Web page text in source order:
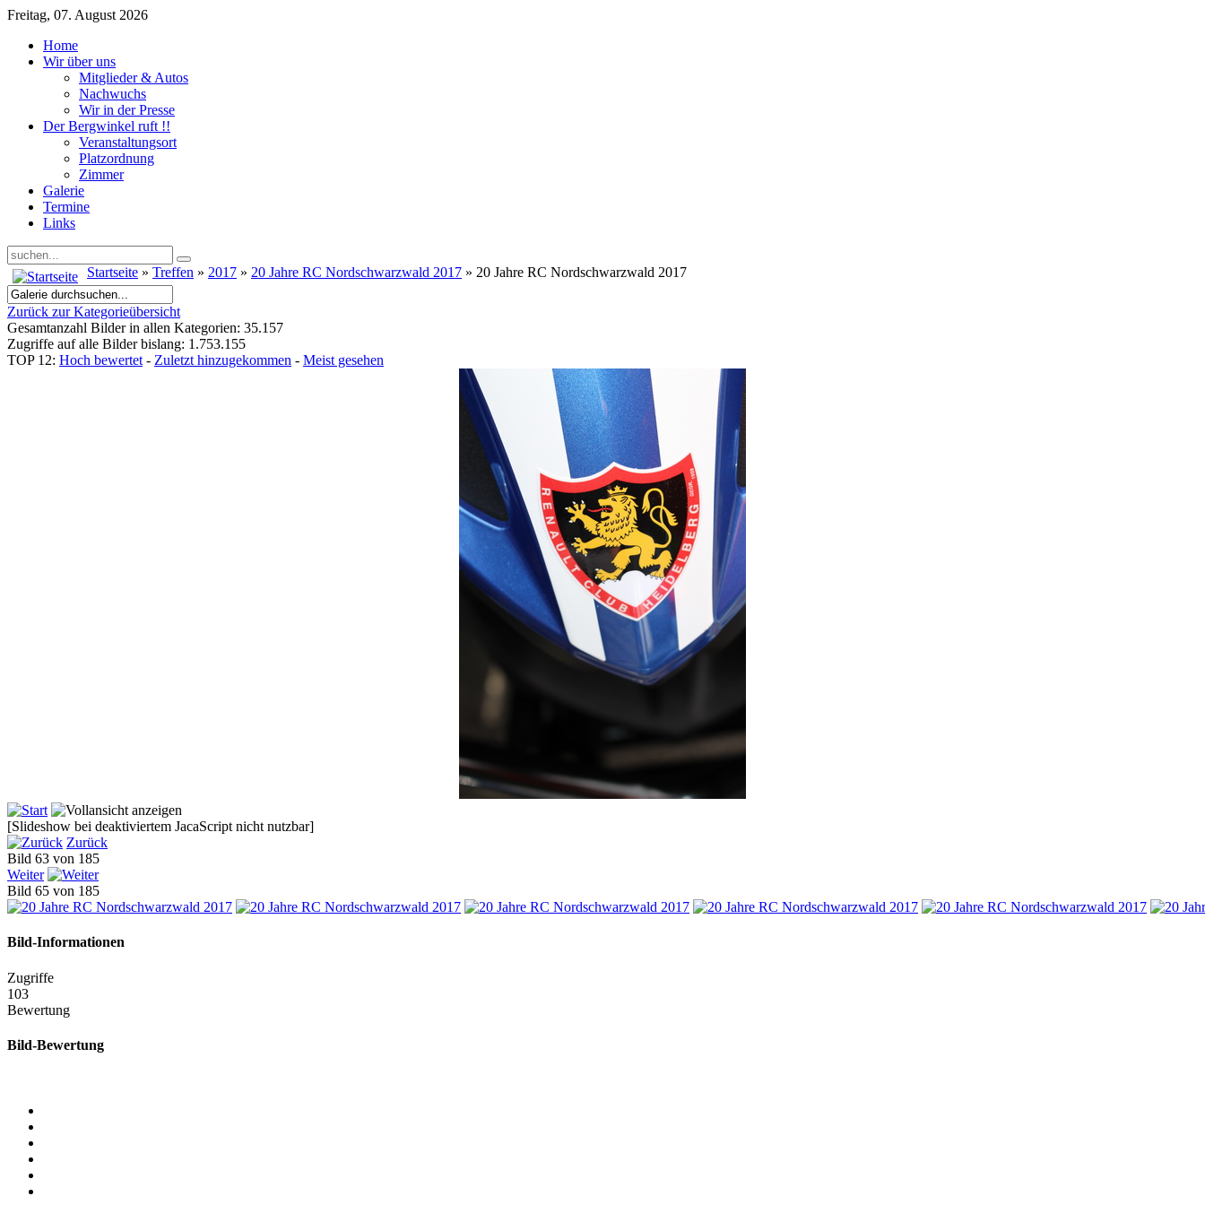
Freitag, 07. August 2026
Home
Wir über uns
Mitglieder & Autos
Nachwuchs
Wir in der Presse
Der Bergwinkel ruft !!
Veranstaltungsort
Platzordnung
Zimmer
Galerie
Termine
Links
Startseite » Treffen » 2017 » 20 Jahre RC Nordschwarzwald 2017 » 20 Jahre RC Nordschwarzwald 2017
Zurück zur Kategorieübersicht
Gesamtanzahl Bilder in allen Kategorien: 35.157
Zugriffe auf alle Bilder bislang: 1.753.155
TOP 12: Hoch bewertet - Zuletzt hinzugekommen - Meist gesehen
[Slideshow bei deaktiviertem JacaScript nicht nutzbar]
Zurück
Bild 63 von 185
Weiter
Bild 65 von 185
Bild-Informationen
Zugriffe
103
Bewertung
Bild-Bewertung